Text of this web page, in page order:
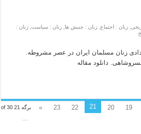
,زنان : اجتماع ,زنان : جنبش ها ,زنان : سیاست ,زنان :
زنان مسلمان ایران در عصر مشروطه.
دانلود مقاله
برگه 21 of 30 19
20
21
22
23
»